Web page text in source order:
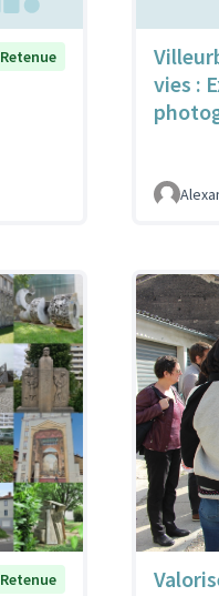
Retenue
vies :
Retenue